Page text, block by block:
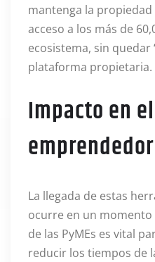
mantenga la
acceso a los más de
ecosistema, sin quedar
plataforma propietaria.
Impacto en
La llegada de estas
ocurre en un
de las PyMEs es vital
reducir los tiempos de